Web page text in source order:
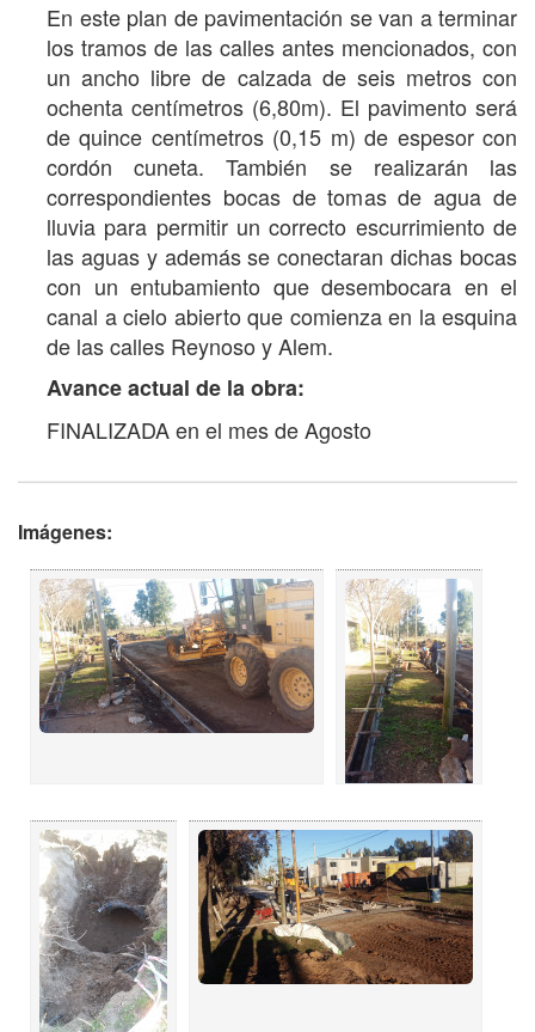
En este plan de pavimentación se van a terminar
los tramos de las calles antes mencionados, con
un ancho libre de calzada de seis metros con
ochenta centímetros (6,80m). El pavimento será
de quince centímetros (0,15 m) de espesor con
cordón cuneta. También se realizarán las
correspondientes bocas de tomas de agua de
lluvia para permitir un correcto escurrimiento de
las aguas y además se conectaran dichas bocas
con un entubamiento que desembocara en el
canal a cielo abierto que comienza en la esquina
de las calles Reynoso y Alem.
Avance actual de la obra:
FINALIZADA en el mes de Agosto
Imágenes: